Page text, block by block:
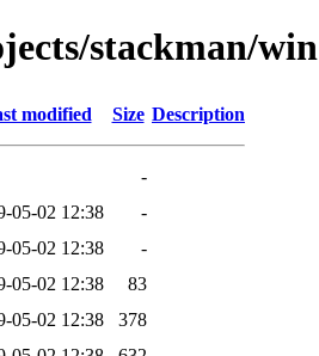
stackman/
modified Size Description
-
05-02 12:38
-
05-02 12:38
-
05-02 12:38
83
05-02 12:38
378